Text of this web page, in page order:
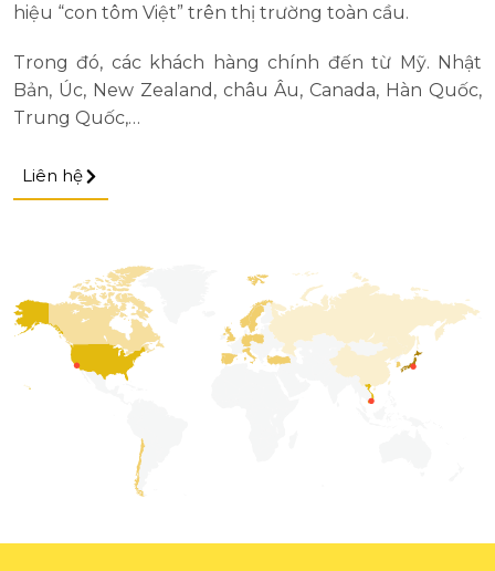
hiệu “con tôm Việt” trên thị trường toàn cầu.
Trong đó, các khách hàng chính đến từ Mỹ. Nhật
Bản, Úc, New Zealand, châu Âu, Canada, Hàn Quốc,
Trung Quốc,…
Liên hệ